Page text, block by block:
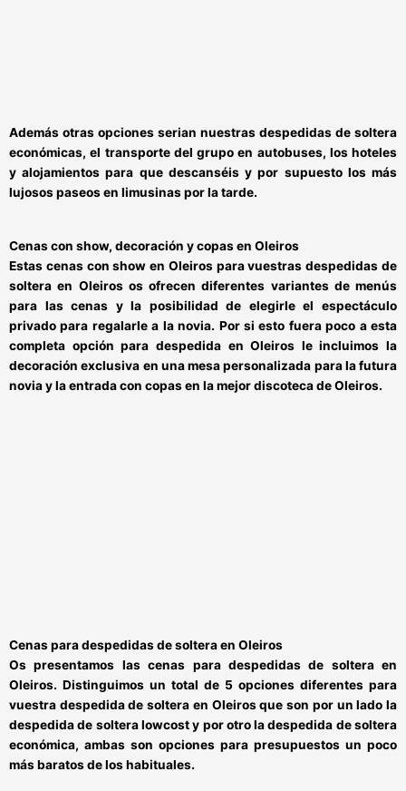
Además otras opciones serian nuestras despedidas de soltera
económicas, el transporte del grupo en autobuses, los hoteles
y alojamientos para que descanséis y por supuesto los más
lujosos paseos en limusinas por la tarde.
Cenas con show, decoración y copas en Oleiros
Estas cenas con show en Oleirospara vuestras despedidas de
soltera en Oleiros os ofrecen diferentes variantes de menús
para las cenas y la posibilidad de elegirle el espectáculo
privado para regalarle a la novia. Por si esto fuera poco a esta
completa opción para despedida en Oleiros le incluimos la
decoración exclusiva en una mesa personalizada para la futura
novia y laentrada con copas en lamejor discoteca de Oleiros.
Cenas para despedidas de soltera en Oleiros
Os presentamos lascenas para despedidas de soltera en
Oleiros. Distinguimos un total de 5 opciones diferentes para
vuestra despedida de soltera en Oleirosque son por un lado la
despedida de soltera lowcosty por otro ladespedida de soltera
económica, ambas son opciones para presupuestos un poco
más baratosde los habituales.